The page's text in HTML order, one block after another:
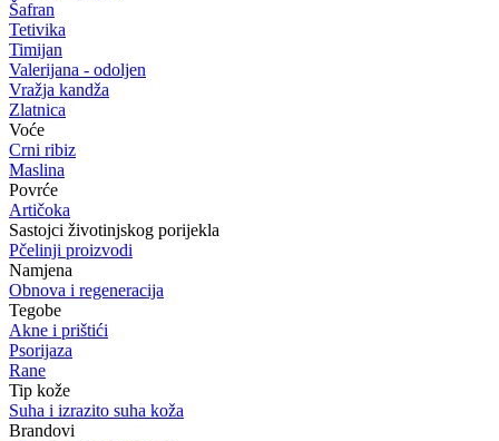
Šafran
Tetivika
Timijan
Valerijana - odoljen
Vražja kandža
Zlatnica
Voće
Crni ribiz
Maslina
Povrće
Artičoka
Sastojci životinjskog porijekla
Pčelinji proizvodi
Namjena
Obnova i regeneracija
Tegobe
Akne i prištići
Psorijaza
Rane
Tip kože
Suha i izrazito suha koža
Brandovi